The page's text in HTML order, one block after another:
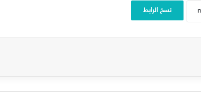
نسخ الرابط